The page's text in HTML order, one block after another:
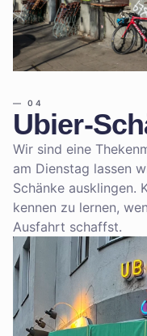
— 04
Ubier-
Wir sind eine
am Dienstag lassen
Schänke ausklingen.
kennen zu lernen,
Ausfahrt schaffst.